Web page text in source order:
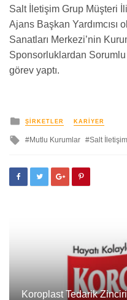
Salt İletişim Grup Müşteri
Ajans Başkan Yardımcısı
Sanatları Merkezi’nin
Sponsorluklardan Sorumlu
görev yaptı.
yayınlanan
ŞIRKETLER KARIYER
ileMutlu Kurumlar Salt
Koroplast Tedarik